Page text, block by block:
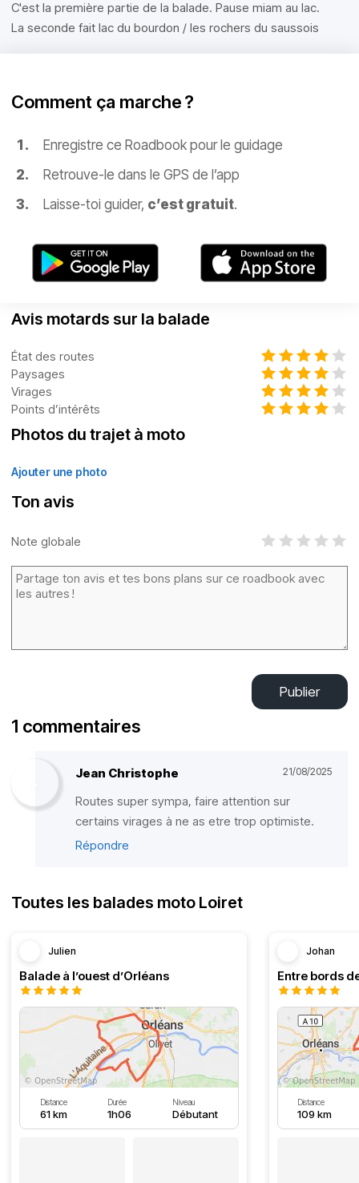
C'est la première partie de la balade. Pause miam au lac.
La seconde fait lac du bourdon / les rochers du saussois
Comment ça marche ?
Enregistre ce Roadbook pour le guidage
Retrouve-le dans le GPS de l’app
Laisse-toi guider, c’est gratuit.
Avis motards sur la balade
État des routes
Paysages
Virages
Points d’intérêts
Photos du trajet à moto
Ajouter une photo
Ton avis
Note globale
Publier
1 commentaires
Jean Christophe 21/08/2025
Routes super sympa, faire attention sur
certains virages à ne as etre trop optimiste.
Répondre
Toutes les balades moto Loiret
Julien
Balade à l’ouest d’Orléans
Distance
61 km
Durée
1h06
Niveau
Débutant
Johan
Entre bords
Distance
109 km